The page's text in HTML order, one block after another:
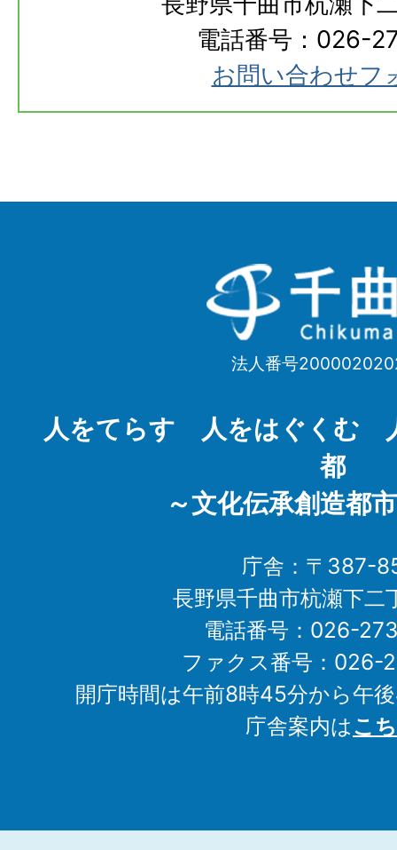
電話番号：026-
お問い合わせフ
千
曲
Chikuma
法人番号
人をてらす 人をはぐくむ
都
～文化伝承創造都
庁舎：〒387-
長野県千曲市杭瀬下二
電話番号：026-
ファクス番号：026-
開庁時間は午前8時45分から午
庁舎案内はこ